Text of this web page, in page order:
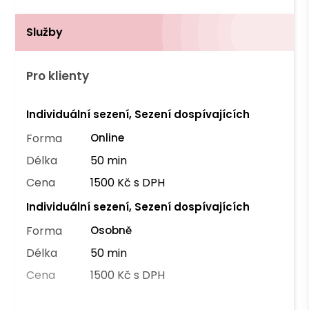
Služby
Pro klienty
Individuální sezení, Sezení dospívajících
Forma Online
Délka
50 min
Cena
1500 Kč s DPH
Individuální sezení, Sezení dospívajících
Forma Osobně
Délka
50 min
Cena
1500 Kč s DPH